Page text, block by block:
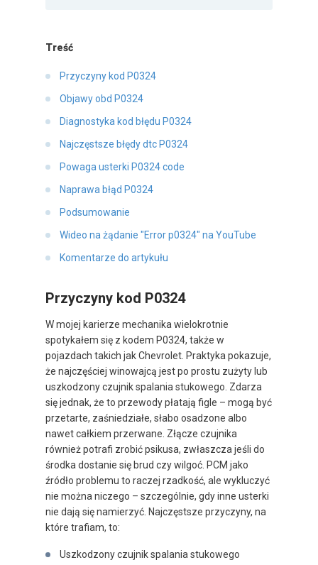
Treść
Przyczyny kod P0324
Objawy obd P0324
Diagnostyka kod błędu P0324
Najczęstsze błędy dtc P0324
Powaga usterki P0324 code
Naprawa błąd P0324
Podsumowanie
Wideo na żądanie "Error p0324" na YouTube
Komentarze do artykułu
Przyczyny kod P0324
W mojej karierze mechanika wielokrotnie
spotykałem się z kodem P0324, także w
pojazdach takich jak Chevrolet. Praktyka pokazuje,
że najczęściej winowajcą jest po prostu zużyty lub
uszkodzony czujnik spalania stukowego. Zdarza
się jednak, że to przewody płatają figle – mogą być
przetarte, zaśniedziałe, słabo osadzone albo
nawet całkiem przerwane. Złącze czujnika
również potrafi zrobić psikusa, zwłaszcza jeśli do
środka dostanie się brud czy wilgoć. PCM jako
źródło problemu to raczej rzadkość, ale wykluczyć
nie można niczego – szczególnie, gdy inne usterki
nie dają się namierzyć. Najczęstsze przyczyny, na
które trafiam, to:
Uszkodzony czujnik spalania stukowego